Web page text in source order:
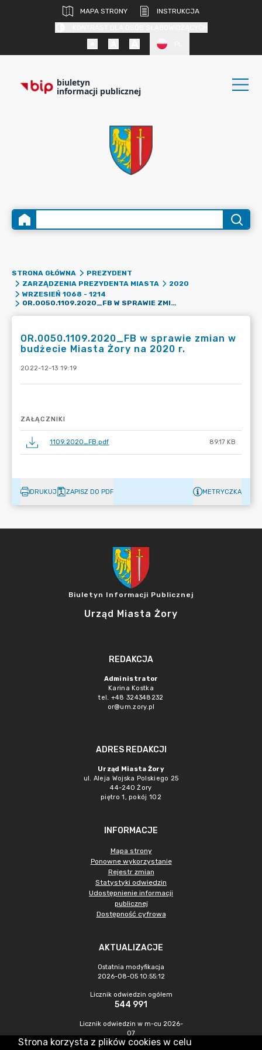
MAPA STRONY
INSTRUKCJA
biuletyn
informacji publicznej
STRONA GŁÓWNA
PREZYDENT
ZARZĄDZENIA PREZYDENTA MIASTA
2020
WRZESIEŃ 1068 - 1214
OR.0050.1109.2020_FB W SPRAWIE ZMIAN W BUDŻECIE MIASTA ŻORY NA 2020 R.
OR.0050.1109.2020_FB w sprawie zmian w
budżecie Miasta Żory na 2020 r.
2022-12-13 19:19
ZAŁĄCZNIKI
1109.2020_FB.pdf 89.17 KB
DRUKUJ ZAPISZ DO PDF METRYCZKA
Biuletyn Informacji Publicznej
Urząd Miasta Żory
REDAKCJA
Administrator
Karina Kostka
tel. +48 324348232
or@um.zory.pl
ADRES REDAKCJI
Urząd Miasta Żory
ul. Aleja Wojska Polskiego 25
44-240 Żory
piętro 1, pokój 102
INFORMACJE
Mapa strony
Ponowne wykorzystanie
Rejestr zmian
Statystyki odwiedzin
Udostępnienie informacji
publicznej
Dostępność cyfrowa
AKTUALIZACJE
Ostatnia modyfikacja
2026-08-05 10:55:12
Licznik odwiedzin ogółem
544 991
Licznik odwiedzin w m-cu 2026-
07
1 007
Strona korzysta z plików cookies w celu